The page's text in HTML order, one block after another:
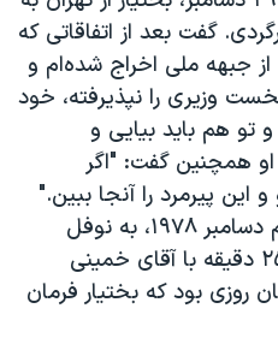
گفت بعد از اتفاقاتی که
جبهه ملی اخراج شده‌ام و
وزیری را نپذیرفته، خود
هم باید بیایی و
او همچنین گفت: "اگر
این پیرمرد را آنجا ببین."
این طور شد که من روز سی‌ام دسامبر ۱۹۷۸، به نوفل
لوشاتو رفتم و در حدود ۲۰-۲۵ دقیقه با آقای خمینی
بود که بختیار فرمان